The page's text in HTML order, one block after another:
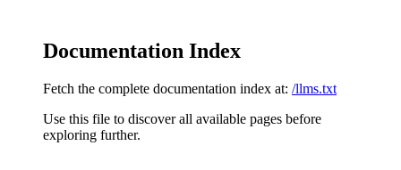
Documentation Index
Fetch the complete documentation index at: /llms.txt
Use this file to discover all available pages before
exploring further.